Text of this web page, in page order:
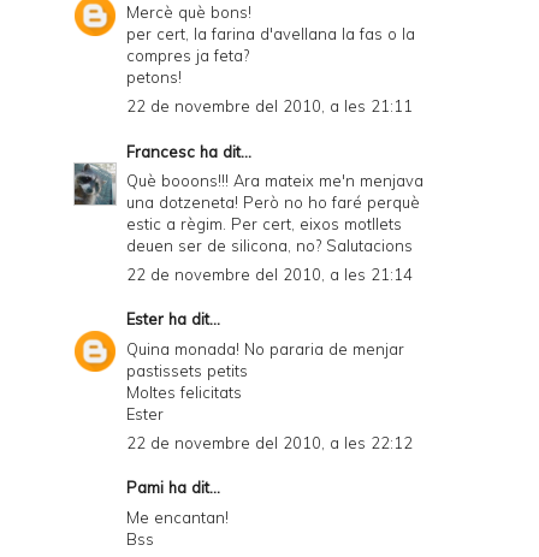
Mercè què bons!
per cert, la farina d'avellana la fas o la
compres ja feta?
petons!
22 de novembre del 2010, a les 21:11
Francesc ha dit...
Què booons!!! Ara mateix me'n menjava
una dotzeneta! Però no ho faré perquè
estic a règim. Per cert, eixos motllets
deuen ser de silicona, no? Salutacions
22 de novembre del 2010, a les 21:14
Ester ha dit...
Quina monada! No pararia de menjar
pastissets petits
Moltes felicitats
Ester
22 de novembre del 2010, a les 22:12
Pami ha dit...
Me encantan!
Bss